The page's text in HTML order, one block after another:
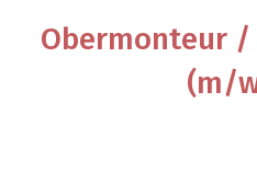
Obermonteur /
(m/